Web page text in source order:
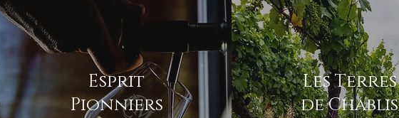
Esprit
Pionniers
Les Terres
de Chablis